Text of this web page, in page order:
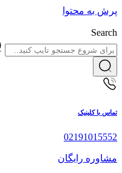
پرش به محتوا
Search
تماس با کلینیک
02191015552
مشاوره رایگان